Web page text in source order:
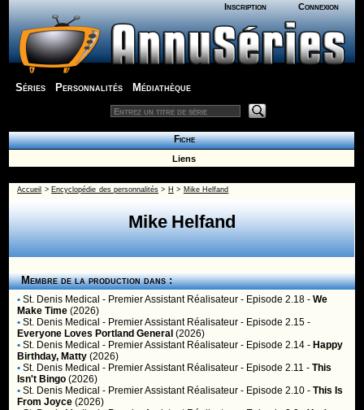
Inscription Connexion
Séries Personnalités Médiathèque
Fiche
Liens
Accueil > Encyclopédie des personnalités > H > Mike Helfand
Mike Helfand
Membre de la production dans :
• St. Denis Medical - Premier Assistant Réalisateur - Episode 2.18 -We
Make Time (2026)
• St. Denis Medical - Premier Assistant Réalisateur - Episode 2.15 -
Everyone Loves Portland General (2026)
• St. Denis Medical - Premier Assistant Réalisateur - Episode 2.14 - Happy
Birthday, Matty (2026)
• St. Denis Medical - Premier Assistant Réalisateur - Episode 2.11 -This
Isn't Bingo (2026)
• St. Denis Medical - Premier Assistant Réalisateur - Episode 2.10 -This Is
From Joyce (2026)